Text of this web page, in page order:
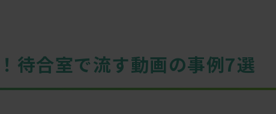
待合室で流す動画の事例7選